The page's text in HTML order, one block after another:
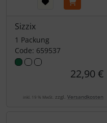
Sizzix
1 Packung
Code: 659537
22,90 €
inkl. 19 % MwSt. zzgl. Versandkosten